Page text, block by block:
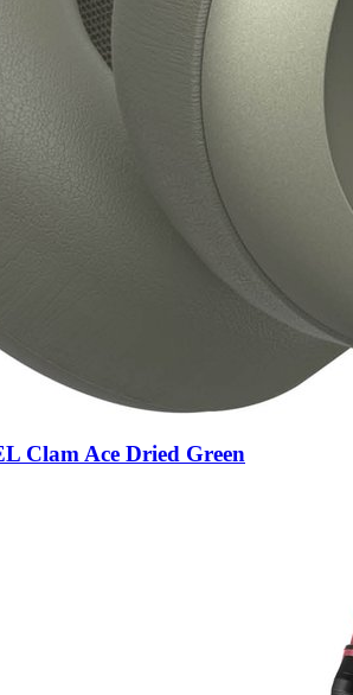
Clam Ace Dried Green